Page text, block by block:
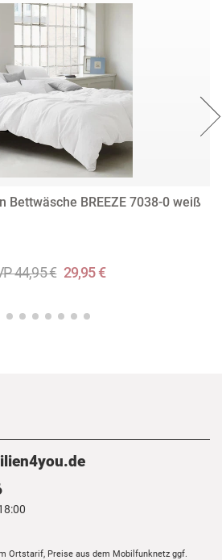
Bettwäsche BREEZE 7038-0 weiß
44,95 € 29,95 €
Ortstarif, Preise aus dem Mobilfunknetz ggf.